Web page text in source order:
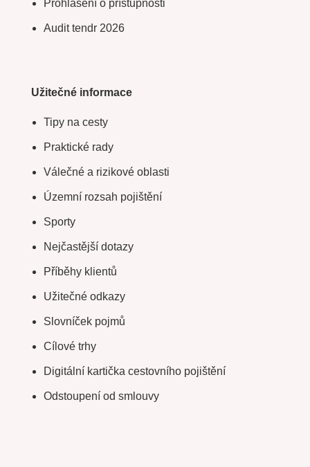
Prohlášení o přístupnosti
Audit tendr 2026
Užitečné informace
Tipy na cesty
Praktické rady
Válečné a rizikové oblasti
Územní rozsah pojištění
Sporty
Nejčastější dotazy
Příběhy klientů
Užitečné odkazy
Slovníček pojmů
Cílové trhy
Digitální kartička cestovního pojištění
Odstoupení od smlouvy